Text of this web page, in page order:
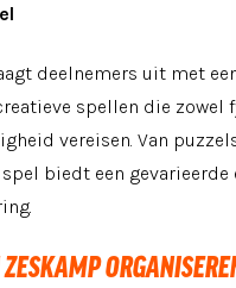
deelnemers uit met
spellen die zowel
vereisen. Van
biedt een gevarieerde